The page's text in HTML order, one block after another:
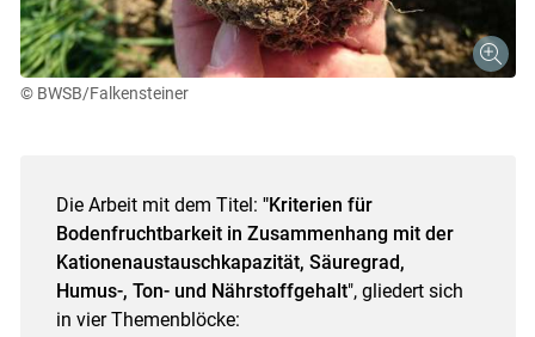
© BWSB/Falkensteiner
Die Arbeit mit dem Titel: "Kriterien für
Bodenfruchtbarkeit in Zusammenhang mit der
Kationenaustauschkapazität, Säuregrad,
Humus-, Ton- und Nährstoffgehalt", gliedert sich
in vier Themenblöcke: